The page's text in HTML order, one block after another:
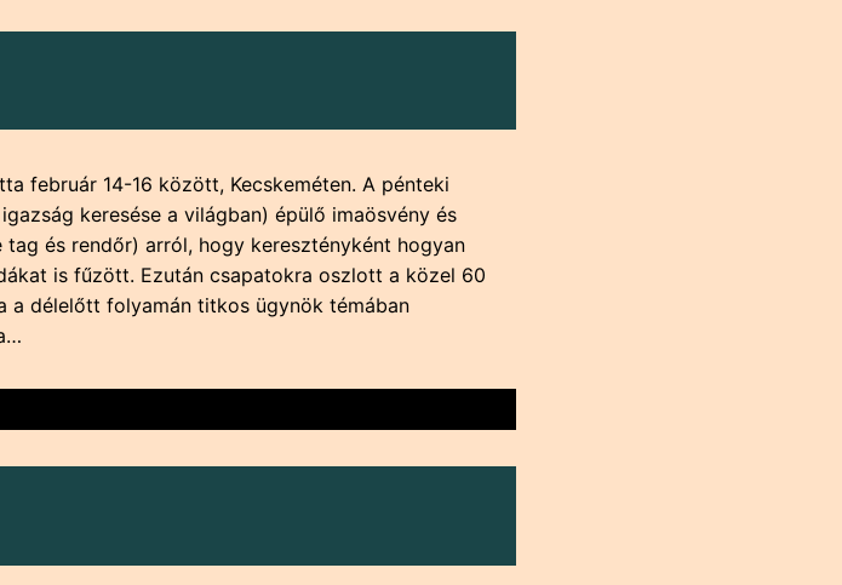
14-16 között, Kecskeméten. A pénteki
keresése a világban) épülő imaösvény és
és rendőr) arról, hogy keresztényként hogyan
is fűzött. Ezután csapatokra oszlott a közel 60
a délelőtt folyamán titkos ügynök témában